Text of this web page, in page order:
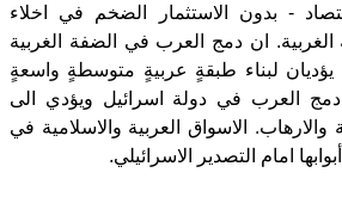
- بدون الاستثمار الضخم في اخلاء
ان دمج العرب في الضفة الغربية
لبناء طبقةٍ عربيةٍ متوسطةٍ واسعةٍ
العرب في دولة اسرائيل ويؤدي الى
الاسواق العربية والاسلامية في
امام التصدير الاسرائيلي.